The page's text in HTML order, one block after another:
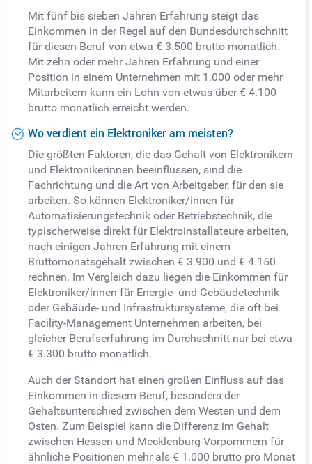
Mit fünf bis sieben Jahren Erfahrung steigt das
Einkommen in der Regel auf den Bundesdurchschnitt
für diesen Beruf von etwa € 3.500 brutto monatlich.
Mit zehn oder mehr Jahren Erfahrung und einer
Position in einem Unternehmen mit 1.000 oder mehr
Mitarbeitern kann ein Lohn von etwas über € 4.100
brutto monatlich erreicht werden.
Wo verdient ein Elektroniker am meisten?
Die größten Faktoren, die das Gehalt von Elektronikern
und Elektronikerinnen beeinflussen, sind die
Fachrichtung und die Art von Arbeitgeber, für den sie
arbeiten. So können Elektroniker/innen für
Automatisierungstechnik oder Betriebstechnik, die
typischerweise direkt für Elektroinstallateure arbeiten,
nach einigen Jahren Erfahrung mit einem
Bruttomonatsgehalt zwischen € 3.900 und € 4.150
rechnen. Im Vergleich dazu liegen die Einkommen für
Elektroniker/innen für Energie- und Gebäudetechnik
oder Gebäude- und Infrastruktursysteme, die oft bei
Facility-Management Unternehmen arbeiten, bei
gleicher Berufserfahrung im Durchschnitt nur bei etwa
€ 3.300 brutto monatlich.
Auch der Standort hat einen großen Einfluss auf das
Einkommen in diesem Beruf, besonders der
Gehaltsunterschied zwischen dem Westen und dem
Osten. Zum Beispiel kann die Differenz im Gehalt
zwischen Hessen und Mecklenburg-Vorpommern für
ähnliche Positionen mehr als € 1.000 brutto pro Monat